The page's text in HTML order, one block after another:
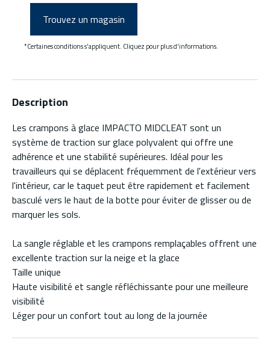
Trouvez un magasin
*Certaines conditions s'appliquent. Cliquez pour plus d'informations.
Description
Les crampons à glace IMPACTO MIDCLEAT sont un
système de traction sur glace polyvalent qui offre une
adhérence et une stabilité supérieures. Idéal pour les
travailleurs qui se déplacent fréquemment de l'extérieur vers
l'intérieur, car le taquet peut être rapidement et facilement
basculé vers le haut de la botte pour éviter de glisser ou de
marquer les sols.
La sangle réglable et les crampons remplaçables offrent une
excellente traction sur la neige et la glace
Taille unique
Haute visibilité et sangle réfléchissante pour une meilleure
visibilité
Léger pour un confort tout au long de la journée